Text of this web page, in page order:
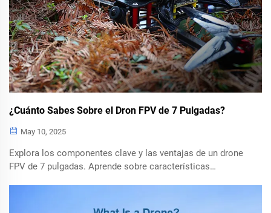
¿Cuánto Sabes Sobre el Dron FPV de 7 Pulgadas?
May 10, 2025
Explora los componentes clave y las ventajas de un drone
FPV de 7 pulgadas. Aprende sobre características
beneficios de rendimiento que ofrecen estos drones en